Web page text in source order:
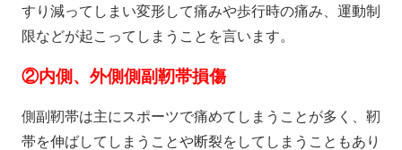
すり減ってしまい変形して痛みや歩行時の痛み、運動制
限などが起こってしまうことを言います。
②内側、外側側副靭帯損傷
側副靭帯は主にスポーツで痛めてしまうことが多く、靭
帯を伸ばしてしまうことや断裂をしてしまうこともあり